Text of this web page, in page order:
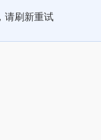
请刷新重试